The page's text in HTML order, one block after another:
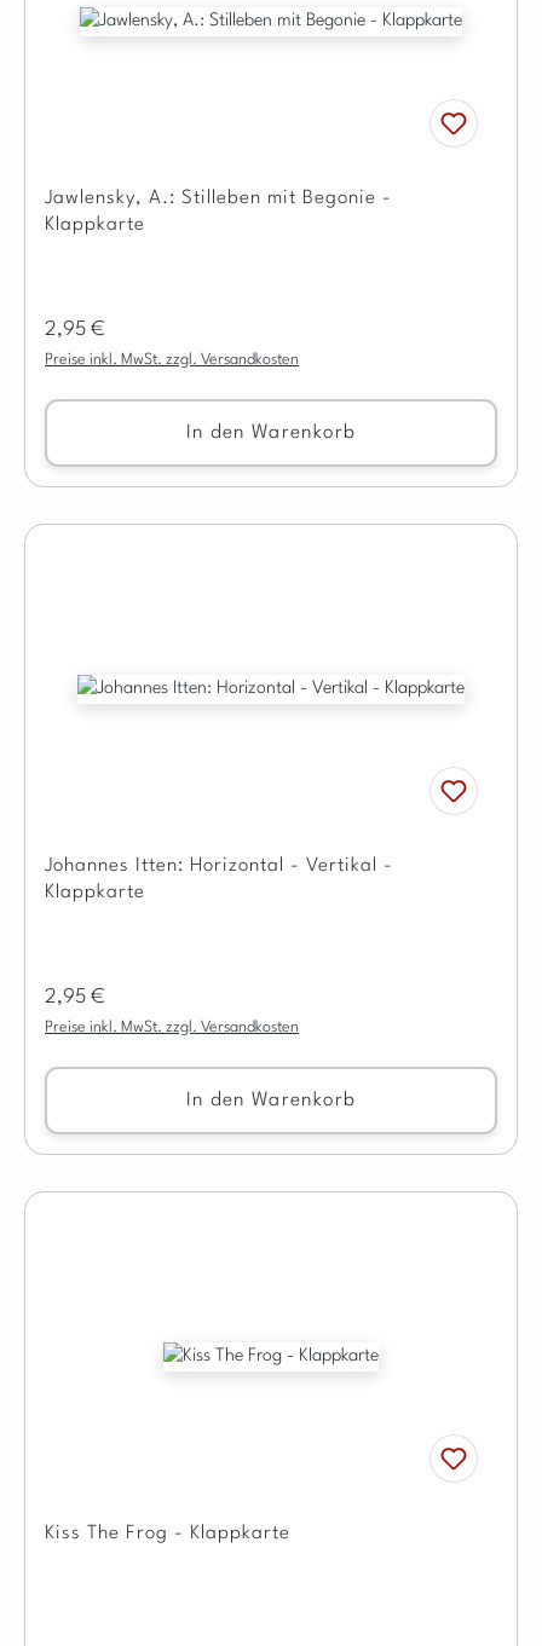
Jawlensky, A.: Stilleben mit Begonie -
Klappkarte
Regulärer Preis:
2,95 €
Preise inkl. MwSt. zzgl. Versandkosten
In den Warenkorb
Johannes Itten: Horizontal - Vertikal -
Klappkarte
Regulärer Preis:
2,95 €
Preise inkl. MwSt. zzgl. Versandkosten
In den Warenkorb
Kiss The Frog - Klappkarte